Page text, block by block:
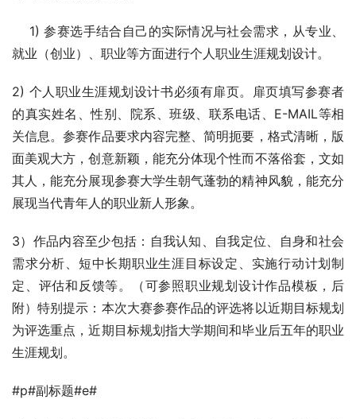
1) 参赛选手结合自己的实际情况与社会需求，从专业、
就业（创业）、职业等方面进行个人职业生涯规划设计。
2) 个人职业生涯规划设计书必须有扉页。扉页填写参赛者
的真实姓名、性别、院系、班级、联系电话、E-MAIL等相
关信息。参赛作品要求内容完整、简明扼要，格式清晰，版
面美观大方，创意新颖，能充分体现个性而不落俗套，文如
其人，能充分展现参赛大学生朝气蓬勃的精神风貌，能充分
展现当代青年人的职业新人形象。
3）作品内容至少包括：自我认知、自我定位、自身和社会
需求分析、短中长期职业生涯目标设定、实施行动计划制
定、评估和反馈等。（可参照职业规划设计作品模板，后
附）特别提示：本次大赛参赛作品的评选将以近期目标规划
为评选重点，近期目标规划指大学期间和毕业后五年的职业
生涯规划。
#p#副标题#e#